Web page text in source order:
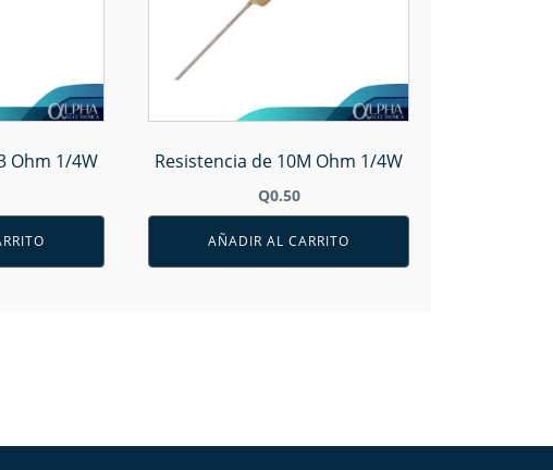
Ohm 1/4W Resistencia de 10M Ohm 1/4W
Q0.50
AÑADIR AL CARRITO